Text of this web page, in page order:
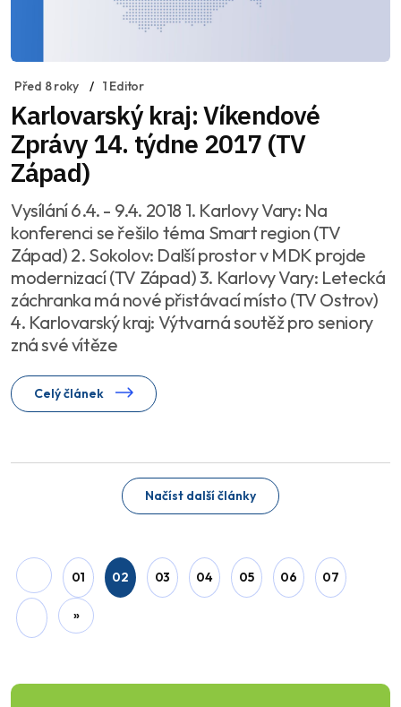
Před 8 roky 1 Editor
Karlovarský kraj: Víkendové
Zprávy 14. týdne 2017 (TV
Západ)
Vysílání 6.4. - 9.4. 2018 1. Karlovy Vary: Na
konferenci se řešilo téma Smart region (TV
Západ) 2. Sokolov: Další prostor v MDK projde
modernizací (TV Západ) 3. Karlovy Vary: Letecká
záchranka má nové přistávací místo (TV Ostrov)
4. Karlovarský kraj: Výtvarná soutěž pro seniory
zná své vítěze
Celý článek
Načíst další články
01 02 03 04 05 06 07
»